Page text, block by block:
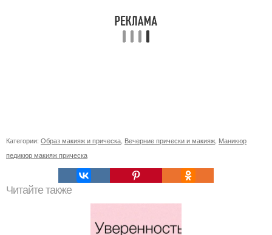
Категории: Образ макияж и прическа Вечерние прически и макияж Маникюр
педикюр макияж прическа
Читайте также